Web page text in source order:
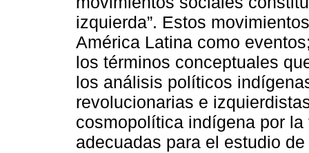
izquierda”. Estos
América Latina como
los términos conceptuales
los análisis políticos
revolucionarias e
cosmopolítica indígena por
adecuadas para el estudio